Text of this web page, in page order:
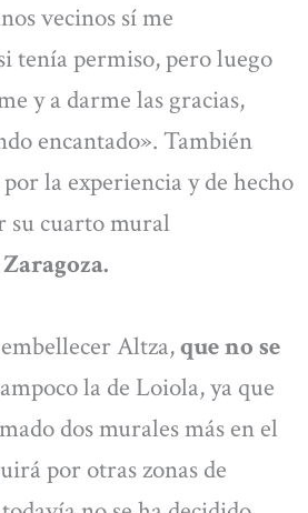
vecinos sí me
tenía permiso, pero luego
y a darme las gracias,
encantado». También
la experiencia y de hecho
su cuarto mural
Zaragoza.
Altza,que no se
la de Loiola, ya que
dos murales más en el
por otras zonas de